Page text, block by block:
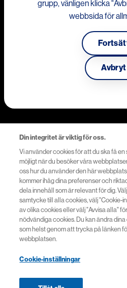
Denna webbplats är
Last updated 17th May 2024
Användarvillkor
Integritetsskyddspolicy
Cookies
Cookie-inställningar
© 2026 Novartis
grupp, vänligen klicka
webbsida för
Avbryt
Din integritet är viktig för oss.
Vi använder cookies för att du ska få
möjligt när du besöker våra
oss hur du använder den här
kommer ihåg dina preferenser och
dela innehåll som är relevant för dig.
samtycke till alla cookies, välj "Cookie-
av olika cookies eller välj "Avvisa alla"
nödvändiga cookies. Du kan ändra
som helst genom att trycka på länken
webbplatsen.
Cookie-inställningar